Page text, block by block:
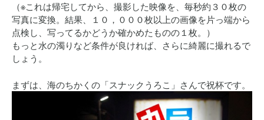
（※これは帰宅してから、撮影した映像を、毎秒約３０枚の
写真に変換。結果、１０，０００枚以上の画像を片っ端から
点検し、写ってるかどうか確かめたものの１枚。）
もっと水の濁りなど条件が良ければ、さらに綺麗に撮れるで
しょう。
まずは、海のちかくの「スナックうろこ」さんで祝杯です。